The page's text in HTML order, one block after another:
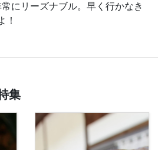
にリーズナブル。早く行かなき
！
集